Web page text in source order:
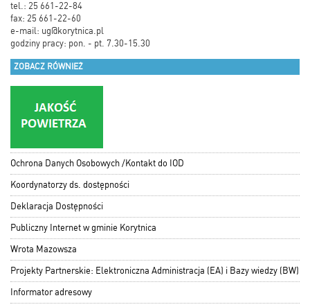
tel.: 25 661-22-84
fax: 25 661-22-60
e-mail: ug@korytnica.pl
godziny pracy: pon. - pt. 7.30-15.30
ZOBACZ RÓWNIEŻ
Ochrona Danych Osobowych /Kontakt do IOD
Koordynatorzy ds. dostępności
Deklaracja Dostępności
Publiczny Internet w gminie Korytnica
Wrota Mazowsza
Projekty Partnerskie: Elektroniczna Administracja (EA) i Bazy wiedzy (BW)
Informator adresowy